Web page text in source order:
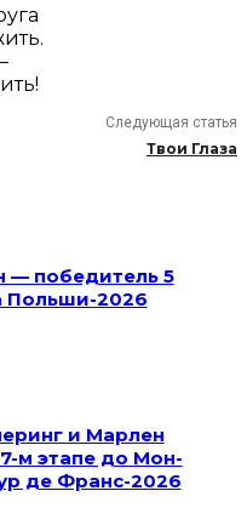
Следующая статья
Твои Глаза
— победитель 5
Польши-2026
и Марлен
м этапе до Мон-
де Франс-2026